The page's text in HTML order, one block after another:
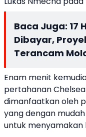
Baca Juga: 17
Dibayar,
Terancam
Enam menit
pertahanan
dimanfaatkan oleh
yang dengan
untuk menyamakan